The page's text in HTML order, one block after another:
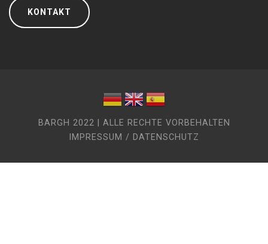
KONTAKT
BARGH 2022 | ALLE RECHTE VORBEHALTEN
IMPRESSUM / DATENSCHUTZ